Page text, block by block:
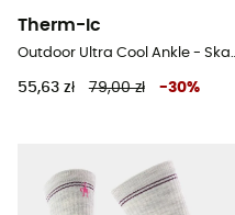
Therm-Ic
55,63 zł 79,00 zł -30%